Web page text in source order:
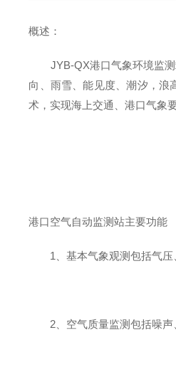
概述：
JYB-QX港口气象环境监
向、雨雪、能见度、潮汐，浪
术，实现海上交通、港口气象
港口空气自动监测站主要功能
1 、基本气象观测包括气
2 、空气质量监测包括噪声